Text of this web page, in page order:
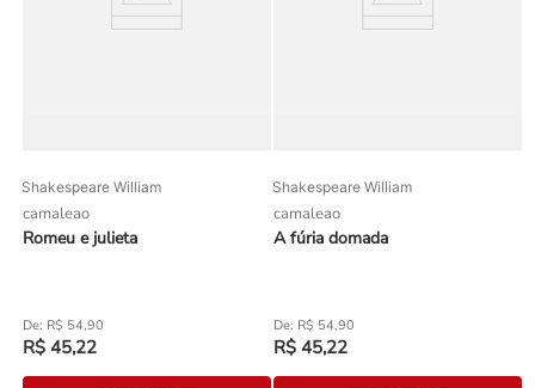
Shakespeare William
camaleao
Romeu e julieta
R$ 54,90
R$ 45,22
Shakespeare William
camaleao
A fúria domada
R$ 54,90
R$ 45,22